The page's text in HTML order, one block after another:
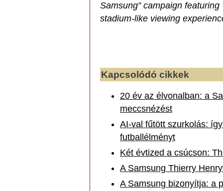
Samsung” campaign
stadium-like viewing
Kapcsolódó cikkek
20 év az élvonalban: a
meccsnézést
AI-val fűtött szurkolás:
futballélményt
Két évtized a csúcson:
A Samsung Thierry
A Samsung bizonyítja: a